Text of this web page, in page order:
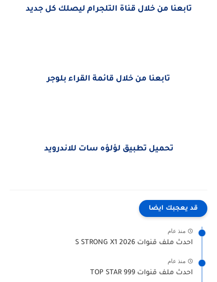
تابعنا من خلال قناة التلجرام ليصلك كل جديد
تابعنا من خلال قائمة القراء بلوجر
تحميل تطبيق لؤلؤه سات للاندرويد
قد يعجبك ايضا
منذ عام
احدث ملف قنوات S STRONG X1 2026
منذ عام
احدث ملف قنوات TOP STAR 999